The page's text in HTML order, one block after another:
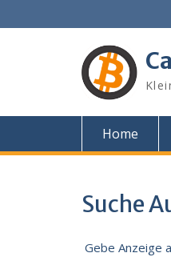
to
Home
Suche
Gebe Anzeige